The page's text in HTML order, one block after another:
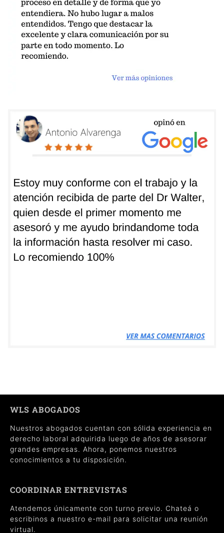
WLS ABOGADOS
Nuestros abogados cuentan con sólida experiencia en
derecho laboral adquirida luego de años de asesorar
grandes empresas. Ahora, ponemos nuestros
conocimientos a tu disposición.
COORDINAR ENTREVISTAS
Atendemos únicamente con turno previo. Chateá o
escribinos a nuestro e-mail para solicitar una reunión
virtual.